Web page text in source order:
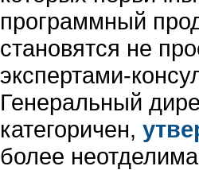
программный
становятся не
экспертами-
Генеральный
категоричен,
более